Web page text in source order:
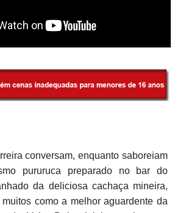
conversam, enquanto saboreiam
pururuca preparado no bar do
da deliciosa cachaça mineira,
como a melhor aguardente da